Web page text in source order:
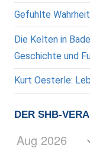
Gefühlte
Die Kelten in
Geschichte und
Kurt Oesterle:
DER SHB-